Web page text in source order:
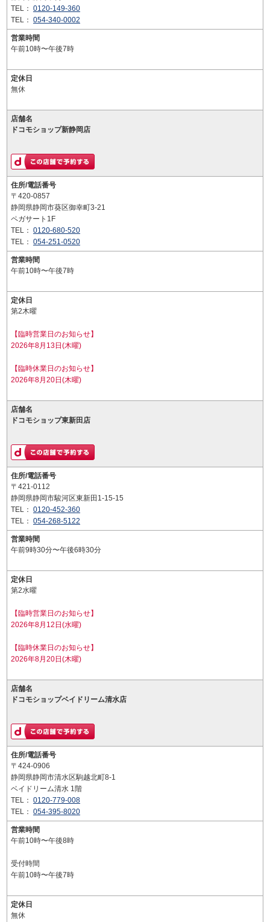
TEL： 0120-149-360
TEL： 054-340-0002
営業時間
午前10時〜午後7時
定休日
無休
店舗名
ドコモショップ新静岡店
住所/電話番号
〒420-0857
静岡県静岡市葵区御幸町3-21
ペガサート1F
TEL： 0120-680-520
TEL： 054-251-0520
営業時間
午前10時〜午後7時
定休日
第2木曜
【臨時営業日のお知らせ】
2026年8月13日(木曜)
【臨時休業日のお知らせ】
2026年8月20日(木曜)
店舗名
ドコモショップ東新田店
住所/電話番号
〒421-0112
静岡県静岡市駿河区東新田1-15-15
TEL： 0120-452-360
TEL： 054-268-5122
営業時間
午前9時30分〜午後6時30分
定休日
第2水曜
【臨時営業日のお知らせ】
2026年8月12日(水曜)
【臨時休業日のお知らせ】
2026年8月20日(木曜)
店舗名
ドコモショップベイドリーム清水店
住所/電話番号
〒424-0906
静岡県静岡市清水区駒越北町8-1
ベイドリーム清水 1階
TEL： 0120-779-008
TEL： 054-395-8020
営業時間
午前10時〜午後8時
受付時間
午前10時〜午後7時
定休日
無休